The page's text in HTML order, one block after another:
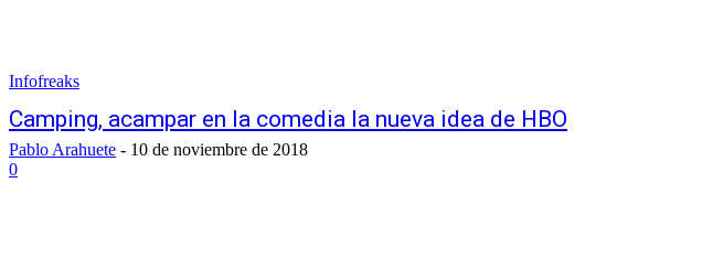
Infofreaks
Camping, acampar en la comedia la nueva idea de HBO
Pablo Arahuete - 10 de noviembre de 2018
0